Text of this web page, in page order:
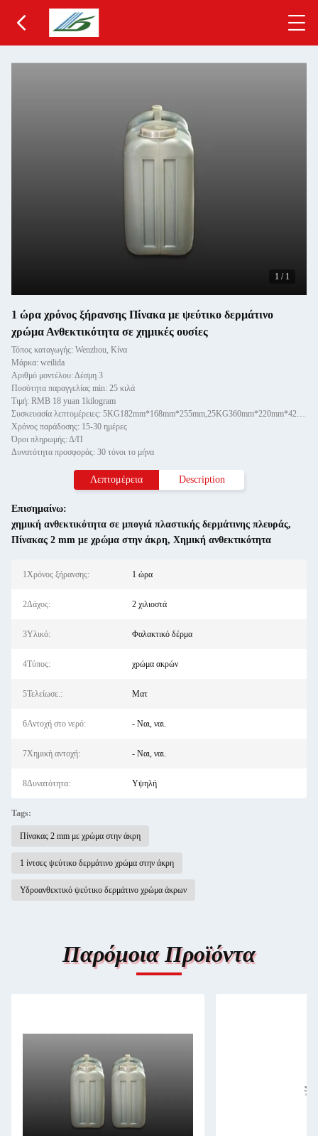
1 / 1
1 ώρα χρόνος ξήρανσης Πίνακα με ψεύτικο δερμάτινο
χρώμα Ανθεκτικότητα σε χημικές ουσίες
Τόπος καταγωγής: Wenzhou, Κίνα
Μάρκα: weilida
Αριθμό μοντέλου: Δέσμη 3
Ποσότητα παραγγελίας min: 25 κιλά
Τιμή: RMB 18 yuan 1kilogram
Συσκευασία λεπτομέρειες: 5KG182mm*168mm*255mm,25KG360mm*220mm*420mm
Χρόνος παράδοσης: 15-30 ημέρες
Όροι πληρωμής: Δ/Π
Δυνατότητα προσφοράς: 30 τόνοι το μήνα
Λεπτομέρεια Description
Επισημαίνω:
χημική ανθεκτικότητα σε μπογιά πλαστικής δερμάτινης πλευράς,
Πίνακας 2 mm με χρώμα στην άκρη, Χημική ανθεκτικότητα
1Χρόνος ξήρανσης: 1 ώρα
2Δάχος: 2 χιλιοστά
3Υλικό: Φαλακτικό δέρμα
4Τύπος: χρώμα ακρών
5Τελείωσε.: Ματ
6Αντοχή στο νερό: - Ναι, ναι.
7Χημική αντοχή: - Ναι, ναι.
8Δυνατότητα: Υψηλή
Tags:
Πίνακας 2 mm με χρώμα στην άκρη
1 ίντσες ψεύτικο δερμάτινο χρώμα στην άκρη
Υδροανθεκτικό ψεύτικο δερμάτινο χρώμα άκρων
Παρόμοια Προϊόντα